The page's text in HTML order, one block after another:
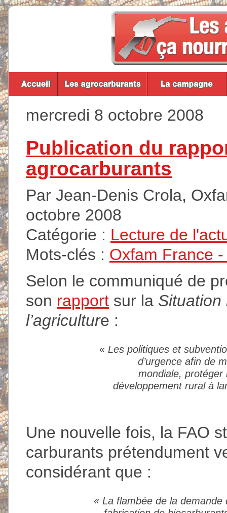
mercredi 8 octobre 2008
Publication du
agrocarburants
Par Jean-Denis Crola,
octobre 2008
Catégorie : Lecture de
Mots-clés : Oxfam France -
Selon le communiqué de
son rapport sur la Situation
l’agriculture :
« Les politiques et
d’urgence afin de
mondiale,
développement rural à
Une nouvelle fois, la FAO
carburants prétendument
considérant que :
« La flambée de la